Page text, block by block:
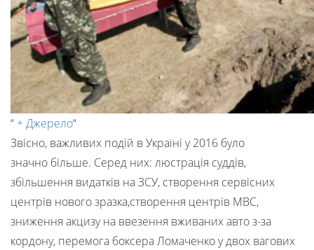
“ + Джерело“
Звісно, важливих подій в Україні у 2016 було
значно більше. Серед них: люстрація суддів,
збільшення видатків на ЗСУ, створення сервісних
центрів нового зразка,створення центрів МВС,
зниження акцизу на ввезення вживаних авто з-за
кордону, перемога боксера Ломаченко у двох вагових